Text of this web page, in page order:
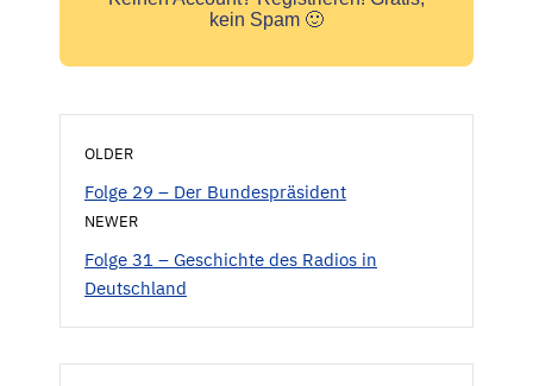
kein Spam 🙂
OLDER
Folge 29 – Der Bundespräsident
NEWER
Folge 31 – Geschichte des Radios in
Deutschland